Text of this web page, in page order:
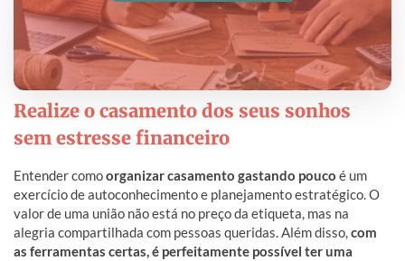
Realize o casamento dos seus sonhos
sem estresse financeiro
Entender comoorganizar casamento gastando pouco é um
exercício de autoconhecimento e planejamento estratégico. O
valor de uma união não está no preço da etiqueta, mas na
alegria compartilhada com pessoas queridas. Além disso,com
as ferramentas certas, é perfeitamente possível ter uma